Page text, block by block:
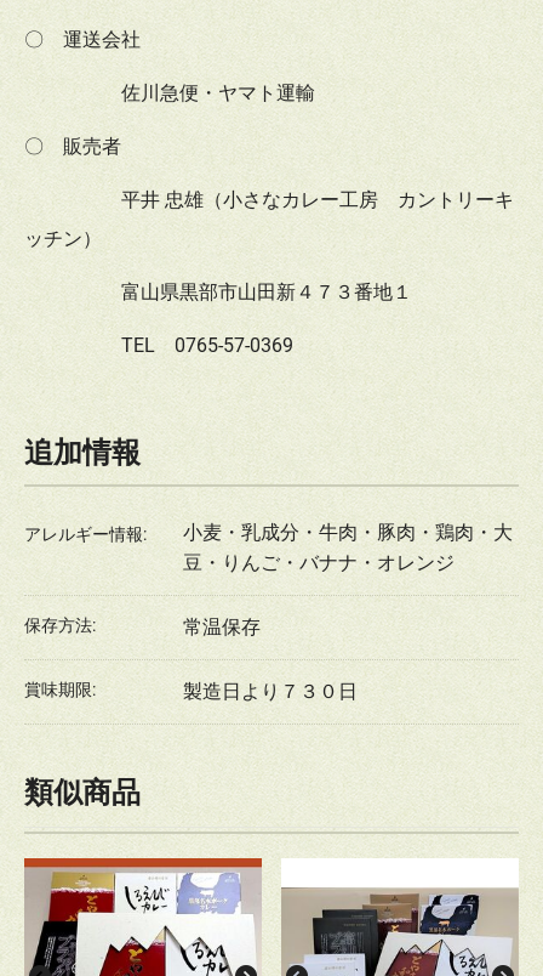
〇 運送会社
佐川急便・ヤマト運輸
〇 販売者
平井 忠雄（小さなカレー工房 カントリーキ
ッチン）
富山県黒部市山田新４７３番地１
TEL 0765-57-0369
追加情報
アレルギー情報:
小麦・乳成分・牛肉・豚肉・鶏肉・大
豆・りんご・バナナ・オレンジ
保存方法: 常温保存
賞味期限: 製造日より７３０日
類似商品